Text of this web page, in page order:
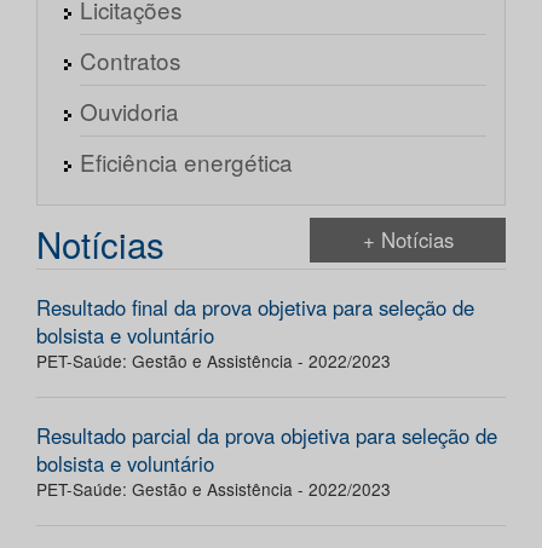
Licitações
Contratos
Ouvidoria
Eficiência energética
Notícias + Notícias
Resultado final da prova objetiva para seleção de
bolsista e voluntário
PET-Saúde: Gestão e Assistência - 2022/2023
Resultado parcial da prova objetiva para seleção de
bolsista e voluntário
PET-Saúde: Gestão e Assistência - 2022/2023